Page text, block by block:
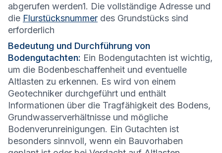
abgerufen werden1. Die vollständige Adresse und
die Flurstücksnummer des Grundstücks sind
erforderlich
Bedeutung und Durchführung von
Bodengutachten: Ein Bodengutachten ist wichtig,
um die Bodenbeschaffenheit und eventuelle
Altlasten zu erkennen. Es wird von einem
Geotechniker durchgeführt und enthält
Informationen über die Tragfähigkeit des Bodens,
Grundwasserverhältnisse und mögliche
Bodenverunreinigungen. Ein Gutachten ist
besonders sinnvoll, wenn ein Bauvorhaben